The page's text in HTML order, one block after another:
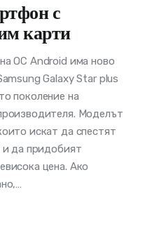
с
карти
ОС Android има ново
Galaxy Star plus
поколение на
Моделът
искат да спестят
и да придобият
цена. Ако